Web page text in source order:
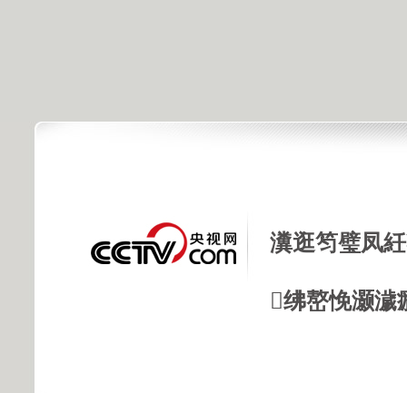
瀵逛笉璧凤
绋嶅悗灏